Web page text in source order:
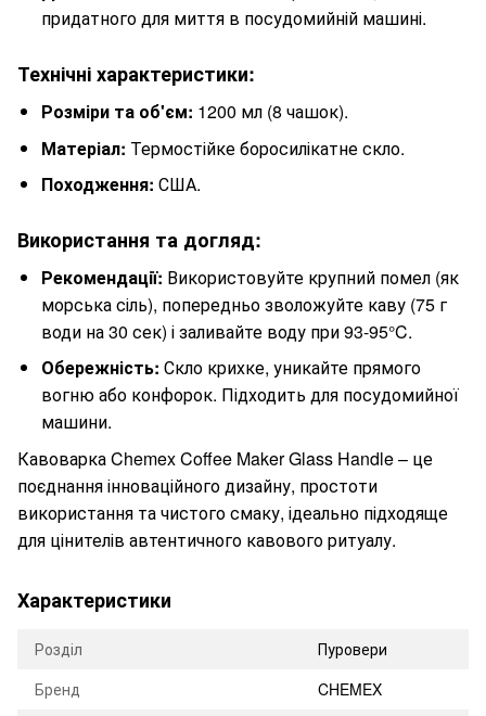
придатного для миття в посудомийній машині.
Технічні характеристики:
Розміри та об'єм: 1200 мл (8 чашок).
Матеріал: Термостійке боросилікатне скло.
Походження: США.
Використання та догляд:
Рекомендації: Використовуйте крупний помел (як
морська сіль), попередньо зволожуйте каву (75 г
води на 30 сек) і заливайте воду при 93-95°C.
Обережність: Скло крихке, уникайте прямого
вогню або конфорок. Підходить для посудомийної
машини.
Кавоварка Chemex Coffee Maker Glass Handle – це
поєднання інноваційного дизайну, простоти
використання та чистого смаку, ідеально підходяще
для цінителів автентичного кавового ритуалу.
Характеристики
Розділ
Пуровери
Бренд
CHEMEX